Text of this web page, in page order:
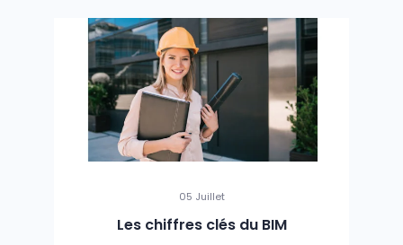
05 Juillet
Les chiffres clés du BIM